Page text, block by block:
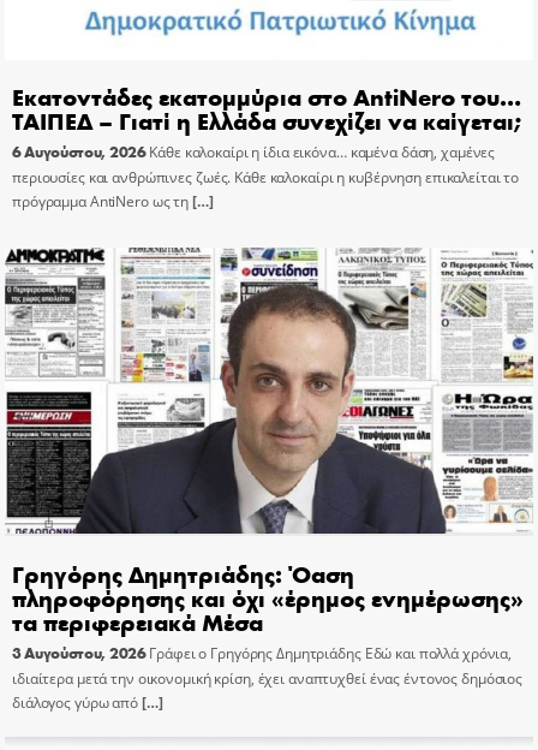
Εκατοντάδες εκατομμύρια στο AntiNero του…
ΤΑΙΠΕΔ – Γιατί η Ελλάδα συνεχίζει να καίγεται;
6 Αυγούστου, 2026 Κάθε καλοκαίρι η ίδια εικόνα… καμένα δάση, χαμένες
περιουσίες και ανθρώπινες ζωές. Κάθε καλοκαίρι η κυβέρνηση επικαλείται το
πρόγραμμα AntiNero ως τη[…]
Γρηγόρης Δημητριάδης: Όαση
πληροφόρησης και όχι «έρημος ενημέρωσης»
τα περιφερειακά Μέσα
3 Αυγούστου, 2026 Γράφει ο Γρηγόρης Δημητριάδης Εδώ και πολλά χρόνια,
ιδιαίτερα μετά την οικονομική κρίση, έχει αναπτυχθεί ένας έντονος δημόσιος
διάλογος γύρω από[…]